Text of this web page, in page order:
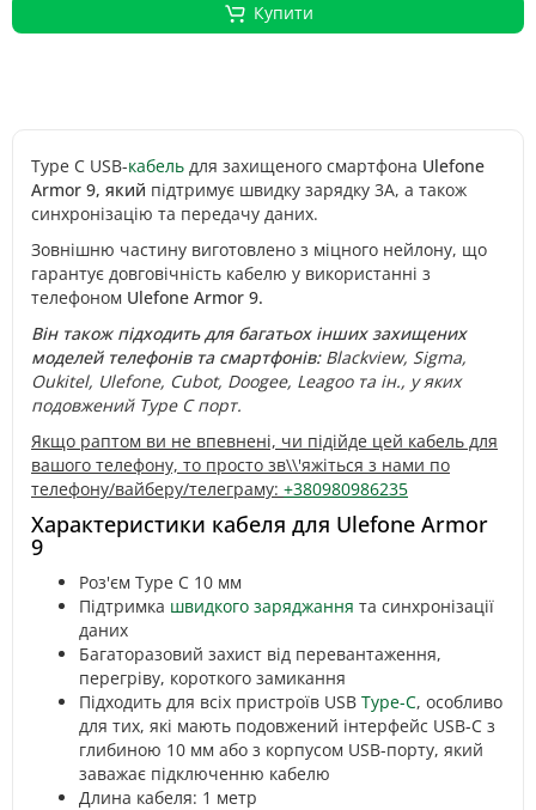
Купити
Type C USB-кабель для захищеного смартфона Ulefone
Armor 9, який підтримує швидку зарядку 3А, а також
синхронізацію та передачу даних.
Зовнішню частину виготовлено з міцного нейлону, що
гарантує довговічність кабелю у використанні з
телефоном Ulefone Armor 9.
Він також підходить для багатьох інших захищених
моделей телефонів та смартфонів:Blackview, Sigma,
Oukitel, Ulefone, Cubot, Doogee, Leagoo та ін., у яких
подовжений Type C порт.
Якщо раптом ви не впевнені, чи підійде цей кабель для
вашого телефону, то просто зв\\'яжіться з нами по
телефону/вайберу/телеграму: +380980986235
Характеристики кабеля для Ulefone Armor
9
Роз'єм Type C 10 мм
Підтримка швидкого заряджання та синхронізації
даних
Багаторазовий захист від перевантаження,
перегріву, короткого замикання
Підходить для всіх пристроїв USB Type-C, особливо
для тих, які мають подовжений інтерфейс USB-C з
глибиною 10 мм або з корпусом USB-порту, який
заважає підключенню кабелю
Длина кабеля: 1 метр